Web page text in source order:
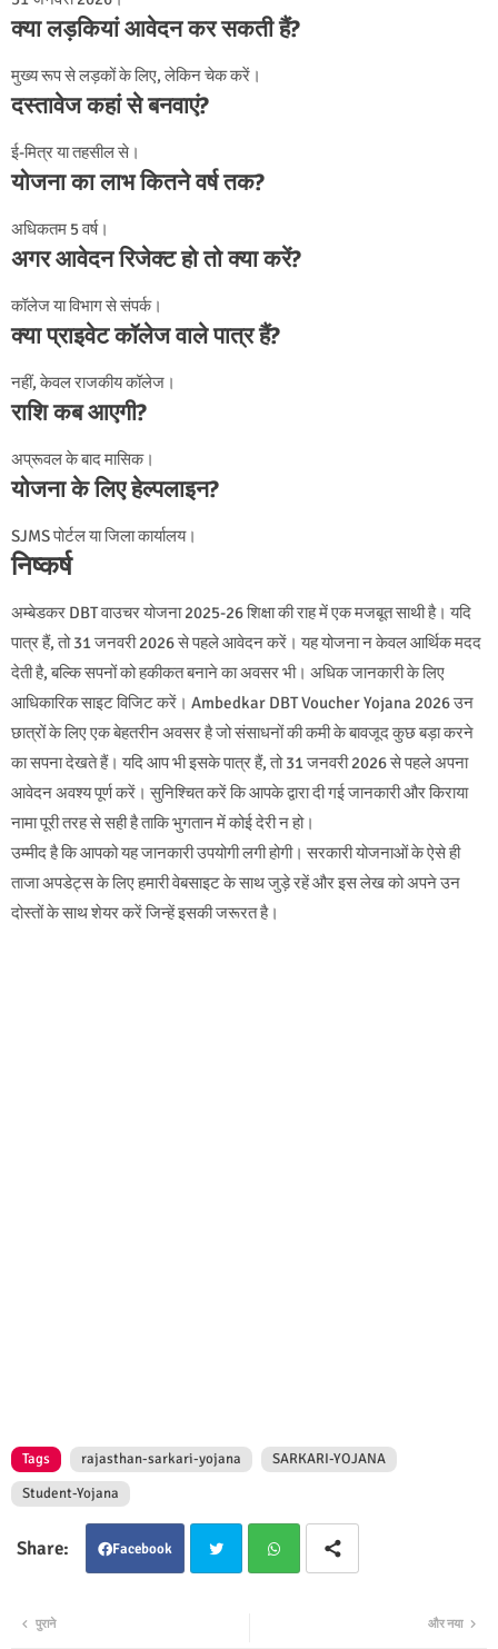
क्या लड़कियां आवेदन कर सकती हैं?
मुख्य रूप से लड़कों के लिए, लेकिन चेक करें।
दस्तावेज कहां से बनवाएं?
ई-मित्र या तहसील से।
योजना का लाभ कितने वर्ष तक?
अधिकतम 5 वर्ष।
अगर आवेदन रिजेक्ट हो तो क्या करें?
कॉलेज या विभाग से संपर्क।
क्या प्राइवेट कॉलेज वाले पात्र हैं?
नहीं, केवल राजकीय कॉलेज।
राशि कब आएगी?
अप्रूवल के बाद मासिक।
योजना के लिए हेल्पलाइन?
SJMS पोर्टल या जिला कार्यालय।
निष्कर्ष
अम्बेडकर DBT वाउचर योजना 2025-26 शिक्षा की राह में एक मजबूत साथी है। यदि
पात्र हैं, तो 31 जनवरी 2026 से पहले आवेदन करें। यह योजना न केवल आर्थिक मदद
देती है, बल्कि सपनों को हकीकत बनाने का अवसर भी। अधिक जानकारी के लिए
आधिकारिक साइट विजिट करें। Ambedkar DBT Voucher Yojana 2026 उन
छात्रों के लिए एक बेहतरीन अवसर है जो संसाधनों की कमी के बावजूद कुछ बड़ा करने
का सपना देखते हैं। यदि आप भी इसके पात्र हैं, तो 31 जनवरी 2026 से पहले अपना
आवेदन अवश्य पूर्ण करें। सुनिश्चित करें कि आपके द्वारा दी गई जानकारी और किराया
नामा पूरी तरह से सही है ताकि भुगतान में कोई देरी न हो।
उम्मीद है कि आपको यह जानकारी उपयोगी लगी होगी। सरकारी योजनाओं के ऐसे ही
ताजा अपडेट्स के लिए हमारी वेबसाइट के साथ जुड़े रहें और इस लेख को अपने उन
दोस्तों के साथ शेयर करें जिन्हें इसकी जरूरत है।
Tags rajasthan-sarkari-yojana
SARKARI-YOJANA
Student-Yojana
Facebook
और नया
पुराने